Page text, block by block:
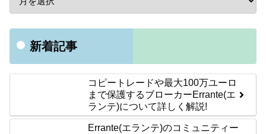
新着記事
コピートレードや最大100万ユーロ
まで保護するブローカーErrante(エ
ランテ)について詳しく解説!
Errante(エランテ)のコミュニティー